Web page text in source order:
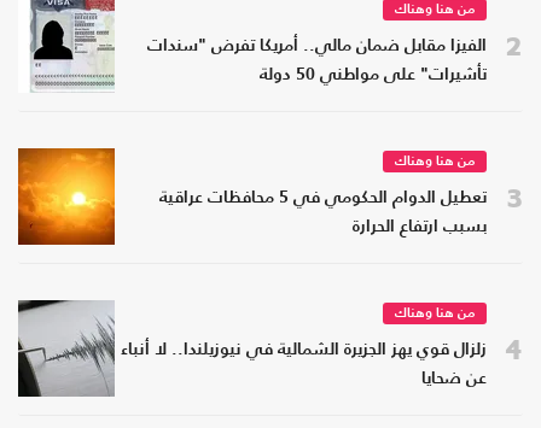
2
من هنا وهناك
الفيزا مقابل ضمان مالي.. أمريكا تفرض "سندات
تأشيرات" على مواطني 50 دولة
3
من هنا وهناك
تعطيل الدوام الحكومي في 5 محافظات عراقية
بسبب ارتفاع الحرارة
4
من هنا وهناك
زلزال قوي يهز الجزيرة الشمالية في نيوزيلندا.. لا أنباء
عن ضحايا